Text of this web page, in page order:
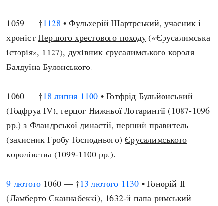
1059 — †1128 • Фульхерій Шартрський, учасник і
хроністПершого хрестового походу («Єрусалимська
історія», 1127), духівник єрусалимського короля
Балдуїна Булонського.
1060 — †18 липня 1100 • Готфрід Бульйонський
(Годфруа IV), герцог Нижньої Лотарингії (1087-1096
рр.) з Фландрської династії, перший правитель
(захисник Гробу Господнього)Єрусалимського
королівства (1099-1100 рр.).
9 лютого 1060 — †13 лютого 1130 • Гонорій II
(Ламберто Сканнабеккі), 1632-й папа римський